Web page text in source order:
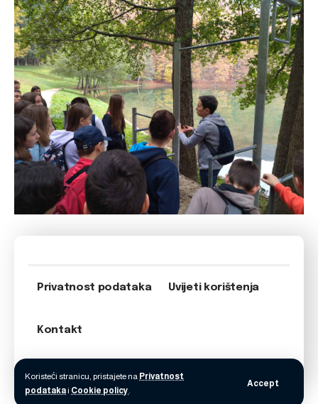
Koristeći stranicu, pristajete na Privatnost
podatakai Cookie policy.
Accept
Privatnost podataka Uvijeti korištenja
Kontakt